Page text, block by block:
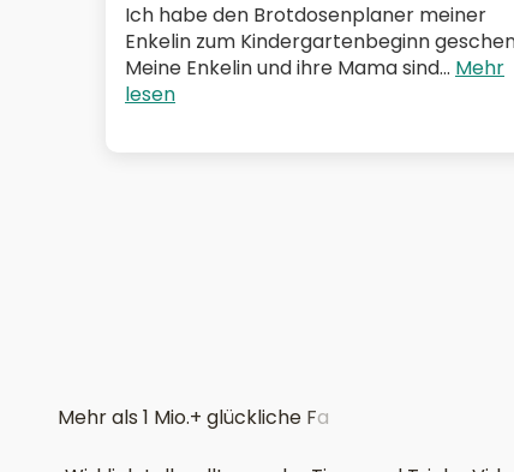
Ich habe den Brotdosenplaner meiner
Enkelin zum Kindergartenbeginn
Meine Enkelin und ihre Mama sind... Mehr
lesen